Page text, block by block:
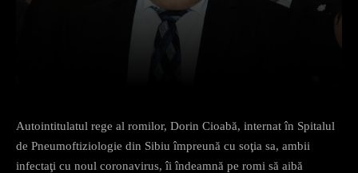
Autointitulatul rege al romilor, Dorin Cioabă, internat în Spitalul
de Pneumoftiziologie din Sibiu împreună cu soţia sa, ambii
infectaţi cu noul coronavirus, îi îndeamnă pe romi să aibă